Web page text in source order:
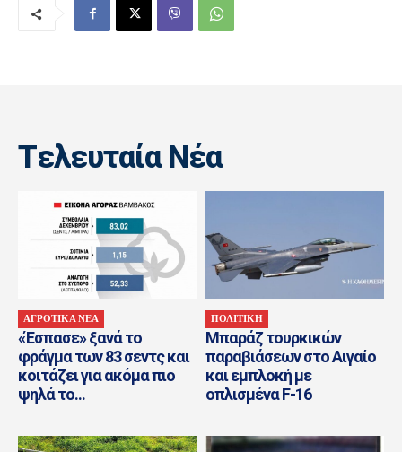
Tελευταία Nέα
ΑΓΡΟΤΙΚΑ ΝΕΑ
«Έσπασε» ξανά το
φράγμα των 83 σεντς και
κοιτάζει για ακόμα πιο
ψηλά το...
ΠΟΛΙΤΙΚΗ
Μπαράζ τουρκικών
παραβιάσεων στο Αιγαίο
και εμπλοκή με
οπλισμένα F-16